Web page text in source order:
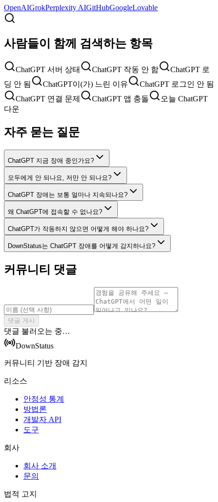
OpenAIGrokPerplexity AIGitHubGoogleLovable
사람들이 함께 검색하는 항목
ChatGPT 서버 상태 ChatGPT 작동 안 함
ChatGPT 로
딩 안 됨
ChatGPT이(가) 느린 이유
ChatGPT 로그인 안 됨
ChatGPT 연결 문제
ChatGPT 앱 충돌
오늘 ChatGPT
다운
자주 묻는 질문
ChatGPT 지금 장애 중인가요?
모두에게 안 되나요, 저만 안 되나요?
ChatGPT 장애는 보통 얼마나 지속되나요?
왜 ChatGPT에 접속할 수 없나요?
ChatGPT가 작동하지 않으면 어떻게 해야 하나요?
DownStatus는 ChatGPT 장애를 어떻게 감지하나요?
커뮤니티 댓글
댓글 게시
댓글 불러오는 중…
DownStatus
커뮤니티 기반 장애 감지
리소스
안정성 통계
방법론
개발자 API
도구
회사
회사 소개
문의
법적 고지